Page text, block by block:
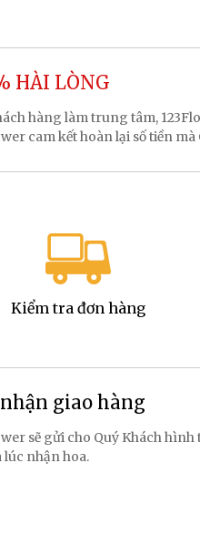
HÀI LÒNG
hàng làm trung tâm,
cam kết hoàn lại số tiền
Kiểm tra đơn hàng
giao hàng
sẽ gửi cho Quý Khách
lúc nhận hoa.